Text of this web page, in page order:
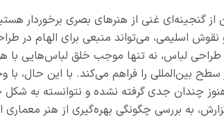
گنجینه‌ای غنی از هنرهای بصری برخوردار
اسلیمی، می‌تواند منبعی برای الهام در
طراحی لباس، نه تنها موجب خلق لباس‌هایی با
بین‌المللی را فراهم می‌کند. با این حال، با
چندان جدی گرفته نشده و نتوانسته به شکل
به بررسی چگونگی بهره‌گیری از هنر معماری